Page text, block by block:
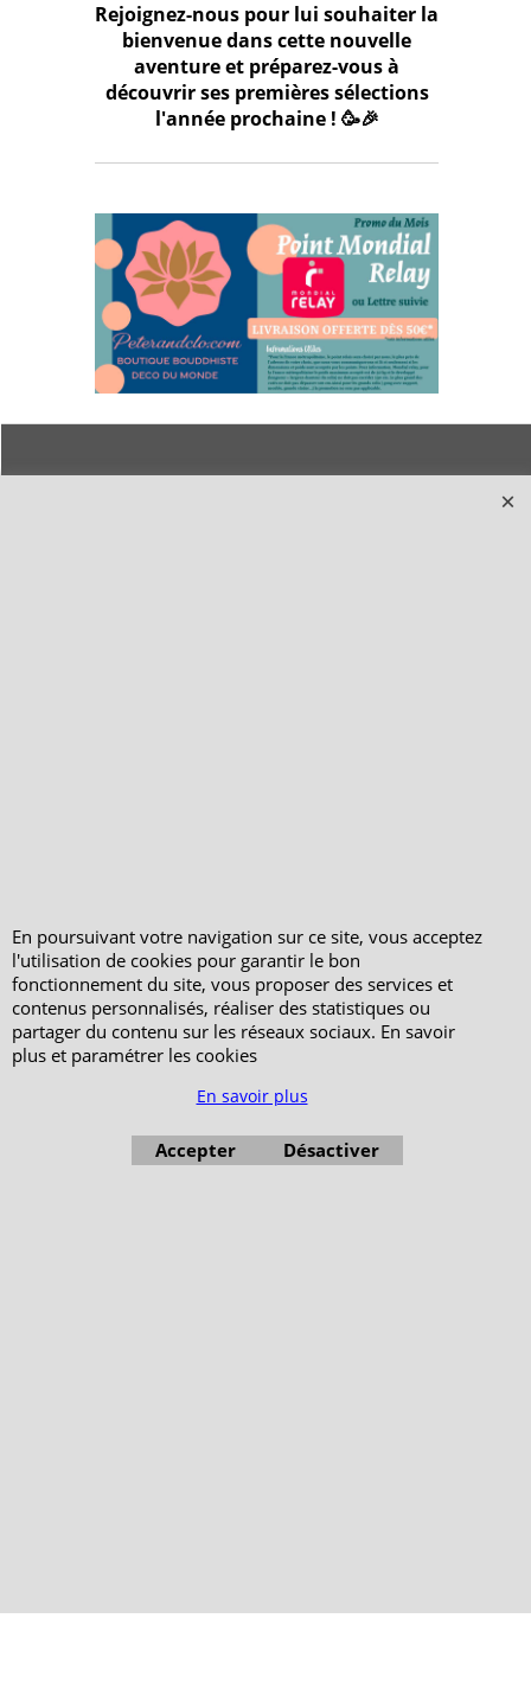
Rejoignez-nous pour lui souhaiter la
bienvenue dans cette nouvelle
aventure et préparez-vous à
découvrir ses premières sélections
l'année prochaine ! 🥳🎉
Livraison et retours
Qui sommes-nous ?
En poursuivant votre navigation sur ce site, vous acceptez
l'utilisation de cookies pour garantir le bon
fonctionnement du site, vous proposer des services et
contenus personnalisés, réaliser des statistiques ou
partager du contenu sur les réseaux sociaux. En savoir
plus et paramétrer les cookies
En savoir plus
Accepter Désactiver